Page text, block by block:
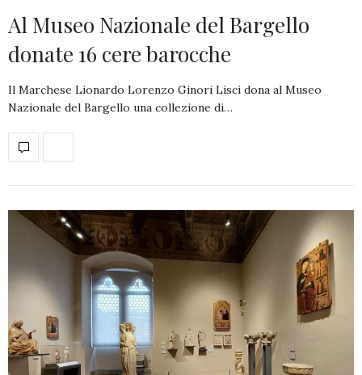
Al Museo Nazionale del Bargello
donate 16 cere barocche
Il Marchese Lionardo Lorenzo Ginori Lisci dona al Museo
Nazionale del Bargello una collezione di…